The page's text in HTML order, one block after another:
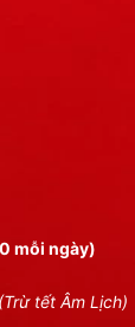
mỗi ngày)
tết Âm Lịch)